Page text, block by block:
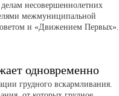
несовершеннолетних
межмуниципальной
и «Движением Первых».
одновременно
грудного вскармливания.